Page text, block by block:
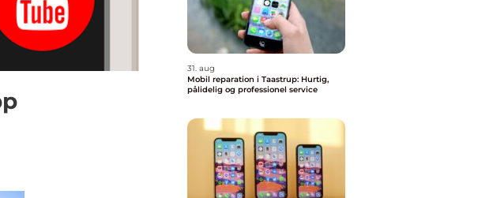
31. aug
Mobil reparation i Taastrup: Hurtig,
pålidelig og professionel service